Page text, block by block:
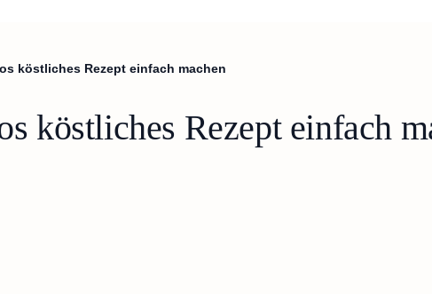
köstliches Rezept einfach machen
köstliches Rezept einfach